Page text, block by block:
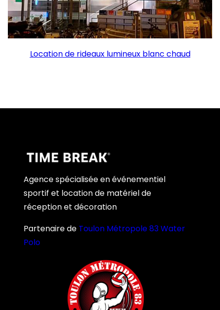
Location de rideaux lumineux blanc chaud
Agence spécialisée en événementiel
sportif et location de matériel de
réception et décoration
Partenaire de Toulon Métropole 83 Water
Polo